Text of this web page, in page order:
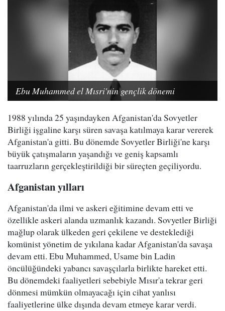
Ebu Muhammed el Mısri'nin gençlik dönemi
1988 yılında 25 yaşındayken Afganistan'da Sovyetler
Birliği işgaline karşı süren savaşa katılmaya karar vererek
Afganistan'a gitti. Bu dönemde Sovyetler Birliği'ne karşı
büyük çatışmaların yaşandığı ve geniş kapsamlı
taarruzların gerçekleştirildiği bir süreçten geçiliyordu.
Afganistan yılları
Afganistan'da ilmi ve askeri eğitimine devam etti ve
özellikle askeri alanda uzmanlık kazandı. Sovyetler Birliği
mağlup olarak ülkeden geri çekilene ve desteklediği
komünist yönetim de yıkılana kadar Afganistan'da savaşa
devam etti. Ebu Muhammed, Usame bin Ladin
öncülüğündeki yabancı savaşçılarla birlikte hareket etti.
Bu dönemdeki faaliyetleri sebebiyle Mısır'a tekrar geri
dönmesi mümkün olmayacağı için cihat yanlısı
faaliyetlerine ülke dışında devam etmeye karar verdi.